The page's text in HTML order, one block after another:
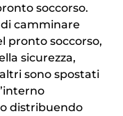
soccorso.
camminare
pronto soccorso,
sicurezza,
sono spostati
distribuendo